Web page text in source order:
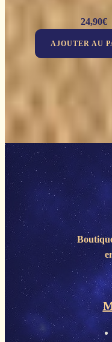
24,90€
AJOUTER AU